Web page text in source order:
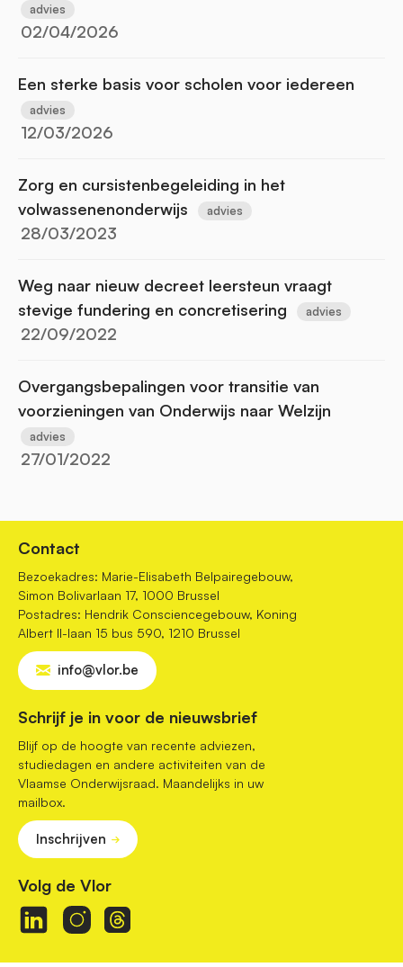
advies
02/04/2026
Een sterke basis voor scholen voor iedereen
advies
12/03/2026
Zorg en cursistenbegeleiding in het
volwassenenonderwijs
advies
28/03/2023
Weg naar nieuw decreet leersteun vraagt
stevige fundering en concretisering
advies
22/09/2022
Overgangsbepalingen voor transitie van
voorzieningen van Onderwijs naar Welzijn
advies
27/01/2022
Contact
Bezoekadres: Marie-Elisabeth Belpairegebouw,
Simon Bolivarlaan 17, 1000 Brussel
Postadres: Hendrik Consciencegebouw, Koning
Albert II-laan 15 bus 590, 1210 Brussel
info@vlor.be
Schrijf je in voor de nieuwsbrief
Blijf op de hoogte van recente adviezen,
studiedagen en andere activiteiten van de
Vlaamse Onderwijsraad. Maandelijks in uw
mailbox.
Inschrijven
Volg de Vlor